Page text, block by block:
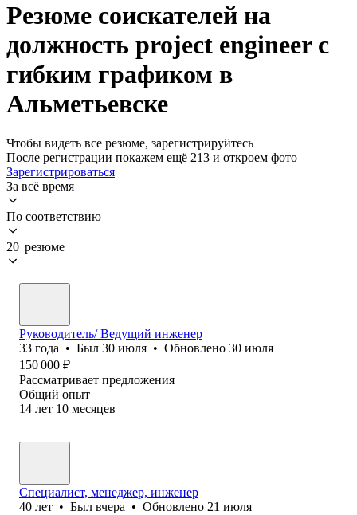
Резюме соискателей на
должность project engineer с
гибким графиком в
Альметьевске
Чтобы видеть все резюме, зарегистрируйтесь
После регистрации покажем ещё 213 и откроем фото
Зарегистрироваться
За всё время
По соответствию
20 резюме
Руководитель/ Ведущий инженер
33 года • Был 30 июля • Обновлено 30 июля
150 000 ₽
Рассматривает предложения
Общий опыт
14 лет 10 месяцев
Специалист, менеджер, инженер
40 лет • Был вчера • Обновлено 21 июля